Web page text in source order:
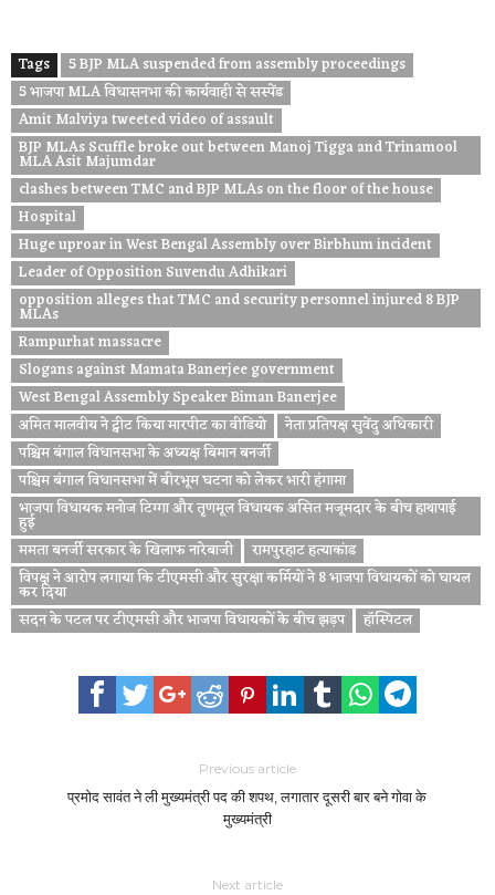
Tags
5 BJP MLA suspended from assembly proceedings
5 भाजपा MLA विधासनभा की कार्यवाही से सस्पेंड
Amit Malviya tweeted video of assault
BJP MLAs Scuffle broke out between Manoj Tigga and Trinamool
MLA Asit Majumdar
clashes between TMC and BJP MLAs on the floor of the house
Hospital
Huge uproar in West Bengal Assembly over Birbhum incident
Leader of Opposition Suvendu Adhikari
opposition alleges that TMC and security personnel injured 8 BJP
MLAs
Rampurhat massacre
Slogans against Mamata Banerjee government
West Bengal Assembly Speaker Biman Banerjee
अमित मालवीय ने ट्वीट किया मारपीट का वीडियो
नेता प्रतिपक्ष सुवेंदु अधिकारी
पश्चिम बंगाल विधानसभा के अध्यक्ष बिमान बनर्जी
पश्चिम बंगाल विधानसभा में बीरभूम घटना को लेकर भारी हंगामा
भाजपा विधायक मनोज टिग्गा और तृणमूल विधायक असित मजूमदार के बीच हाथापाई
हुई
ममता बनर्जी सरकार के खिलाफ नारेबाजी
रामपुरहाट हत्याकांड
विपक्ष ने आरोप लगाया कि टीएमसी और सुरक्षा कर्मियों ने 8 भाजपा विधायकों को घायल
कर दिया
सदन के पटल पर टीएमसी और भाजपा विधायकों के बीच झड़प
हॉस्पिटल
Previous article
प्रमोद सावंत ने ली मुख्यमंत्री पद की शपथ, लगातार दूसरी बार बने गोवा के
मुख्यमंत्री
Next article